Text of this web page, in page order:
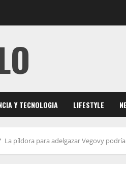
Y TECNOLOGIA LIFESTYLE
La píldora para adelgazar Vegovy